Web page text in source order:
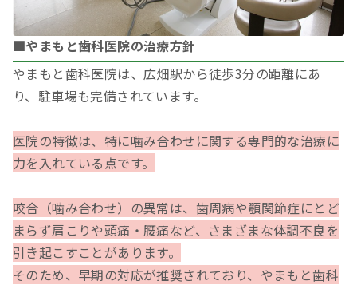
■やまもと歯科医院の治療方針
やまもと歯科医院は、広畑駅から徒歩3分の距離にあ
り、駐車場も完備されています。
医院の特徴は、特に噛み合わせに関する専門的な治療に
力を入れている点です。
咬合（噛み合わせ）の異常は、歯周病や顎関節症にとど
まらず肩こりや頭痛・腰痛など、さまざまな体調不良を
引き起こすことがあります。
そのため、早期の対応が推奨されており、やまもと歯科